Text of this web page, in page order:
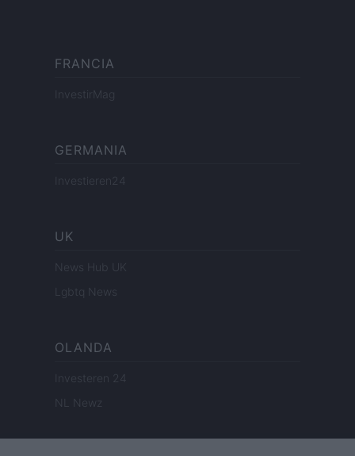
FRANCIA
InvestirMag
GERMANIA
Investieren24
UK
News Hub UK
Lgbtq News
OLANDA
Investeren 24
NL Newz